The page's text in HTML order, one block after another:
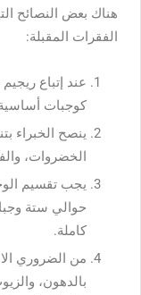
هناك بعض النصائح
الفقرات المقبلة:
عند إتباع
كوجبات أساسية
ينصح الخبراء
الخضروات،
يجب تقسيم
حوالي ستة
كاملة.
من الضروري
بالدهون،